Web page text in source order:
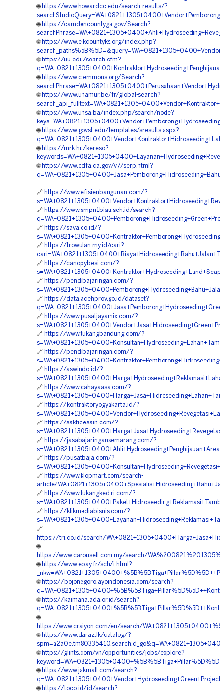
🌐 https://www.howardcc.edu/search-results/?
🌐 https://camdencountyga.gov/Search?
🌐 https://www.elkcountyks.org/index.php?
🌐 https://uu.edu/search.cfm?
🌐 https://www.clemmons.org/Search?
🌐 https://www.unamur.be/fr/global-search?
🌐 https://www.unsa.ba/index.php/search/node?
🌐 https://www.govst.edu/templates/sresults.aspx?
🌐 https://mrk.hu/kereso?
🌐 https://www.cdfa.ca.gov/v7/serp.html?
🔗 https://www.efisienbangunan.com/?
🔗 https://www.smpn1biau.sch.id/search?
🔗 https://sava.co.id/?
🔗 https://trowulan.my.id/cari?
🔗 https://canopybesi.com/?
🔗 https://pendibajaringan.com/?
🔗 https://data.acehprov.go.id/dataset?
🔗 https://www.pusatjayamix.com/?
🔗 https://www.tukangbandung.com/?
🔗 https://pendibajaringan.com/?
🔗 https://aswindo.id/?
🔗 https://www.cahayaasa.com/?
🔗 https://kontraktoryogyakarta.id/?
🔗 https://saktidesain.com/?
🔗 https://jasabajaringansemarang.com/?
🔗 https://pusatbaja.com/?
🔗 https://www.klopmart.com/search-
article/
🔗 https://www.tukangkediri.com/?
🔗 https://klikmediabisnis.com/?
🔗
https://tri.co.id/search/
🌐
https://www.carousell.com.my/search/
🌐 https://www.ebay.fr/sch/i.html?
🌐 https://bojonegoro.ayoindonesia.com/search?
🌐 https://kaimana.ada.or.id/search?
🌐
https://www.craiyon.com/en/search/
🌐 https://www.daraz.lk/catalog/?
🌐 https://glints.com/vn/opportunities/jobs/explore?
🌐 https://www.jakmall.com/search?
🌐 https://toco.id/id/search?